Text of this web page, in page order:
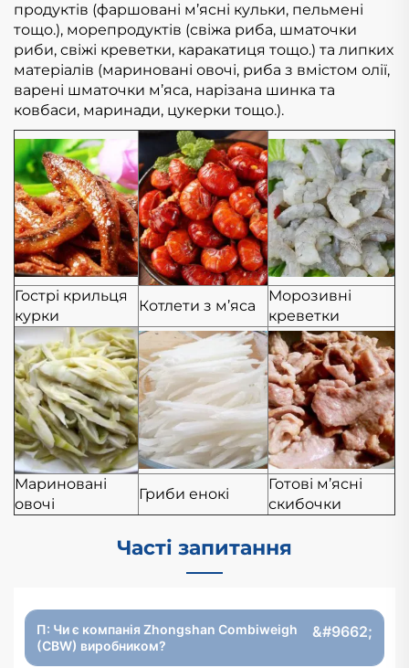
продуктів (фаршовані м’ясні кульки, пельмені
тощо.), морепродуктів (свіжа риба, шматочки
риби, свіжі креветки, каракатиця тощо.) та липких
матеріалів (мариновані овочі, риба з вмістом олії,
варені шматочки м’яса, нарізана шинка та
ковбаси, маринади, цукерки тощо.).
Гострі крильця
курки
Котлети з м’яса
Морозивні
креветки
Мариновані
овочі
Гриби енокі
Готові м’ясні
скибочки
Часті запитання
П: Чи є компанія Zhongshan Combiweigh
(CBW) виробником?